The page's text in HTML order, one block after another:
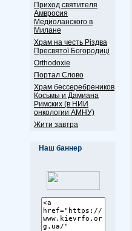
Приход святителя
Амвросия
Медиоланского в
Милане
Храм на честь Різдва
Пресвятої Богородиці
Оrthodoxie
Портал Слово
Храм бессеребреников
Косьмы и Дамиана
Римских (в НИИ
онкологии АМНУ)
Жити завтра
Наш баннер